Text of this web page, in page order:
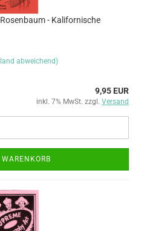
- Kalifornische
abweichend)
9,95 EUR
inkl. 7% MwSt. zzgl. Versand
WARENKORB